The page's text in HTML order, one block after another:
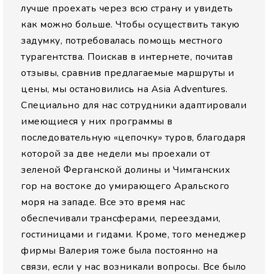
лучше проехать через всю страну и увидеть
как можно больше. Чтобы осуществить такую
задумку, потребовалась помощь местного
турагентства. Поискав в интернете, почитав
отзывы, сравнив предлагаемые маршруты и
цены, мы остановились на Asia Adventures.
Специально для нас сотрудники адаптировали
имеющиеся у них программы в
последовательную «цепочку» туров, благодаря
которой за две недели мы проехали от
зеленой Ферганской долины и Чимганских
гор на востоке до умирающего Аральского
моря на западе. Все это время нас
обеспечивали трансферами, переездами,
гостиницами и гидами. Кроме, того менеджер
фирмы Валерия тоже была постоянно на
связи, если у нас возникали вопросы. Все было